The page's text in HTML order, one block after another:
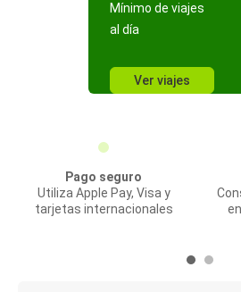
Mínimo de viajes
al día
Ver viajes
Pago seguro
Utiliza Apple Pay, Visa y
tarjetas internacionales